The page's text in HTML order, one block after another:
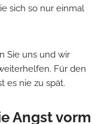
sich so nur einmal
Sie uns und wir
Für den
es nie zu spät.
Angst vorm